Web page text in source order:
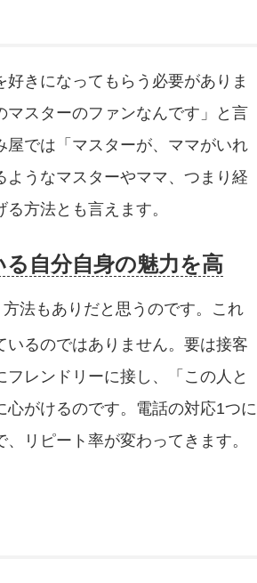
きになってもらう必要がありま
スターのファンなんです」と言
では「マスターが、ママがいれ
うなマスターやママ、つまり経
方法とも言えます。
自分自身の魅力を高
方法もありだと思うのです。これ
るのではありません。要は接客
レンドリーに接し、「この人と
がけるのです。電話の対応1つに
リピート率が変わってきます。